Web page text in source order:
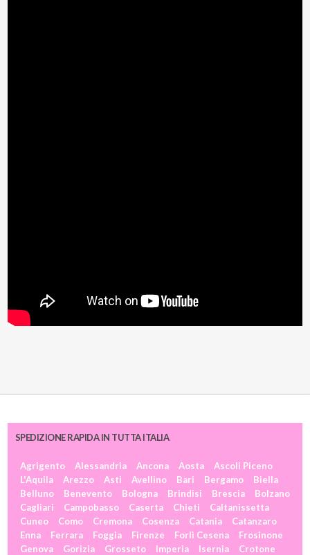
SPEDIZIONE RAPIDA IN TUTTA ITALIA
Agrigento Alessandria Ancona Aosta
Ascoli Piceno
L'Aquila
Arezzo Asti Avellino Bari Bergamo
Biella
Belluno
Benevento Bologna Brindisi Brescia
Bolzano
Cagliari
Campobasso Caserta Chieti
Caltanissetta
Cuneo
Como Cremona Cosenza Catania
Catanzaro
Enna
Ferrara Foggia Firenze Forlì Cesena
Frosinone
Genova
Gorizia Grosseto Imperia Isernia
Crotone